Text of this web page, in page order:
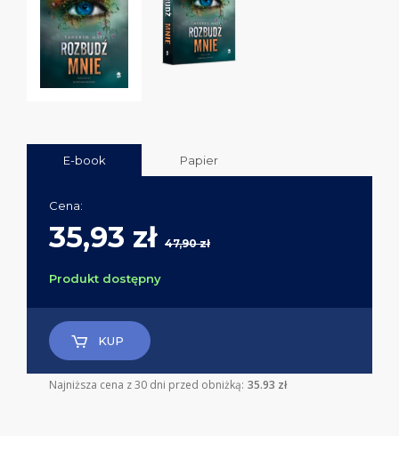
E-book Papier
Cena:
35,93 zł 47,90 zł
Produkt dostępny
KUP
Najniższa cena z 30 dni przed obniżką: 35.93 zł